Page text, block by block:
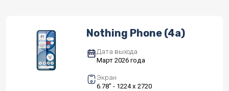
Nothing Phone (4a)
Дата выхода
Март 2026 года
Экран
6.78" - 1224 x 2720